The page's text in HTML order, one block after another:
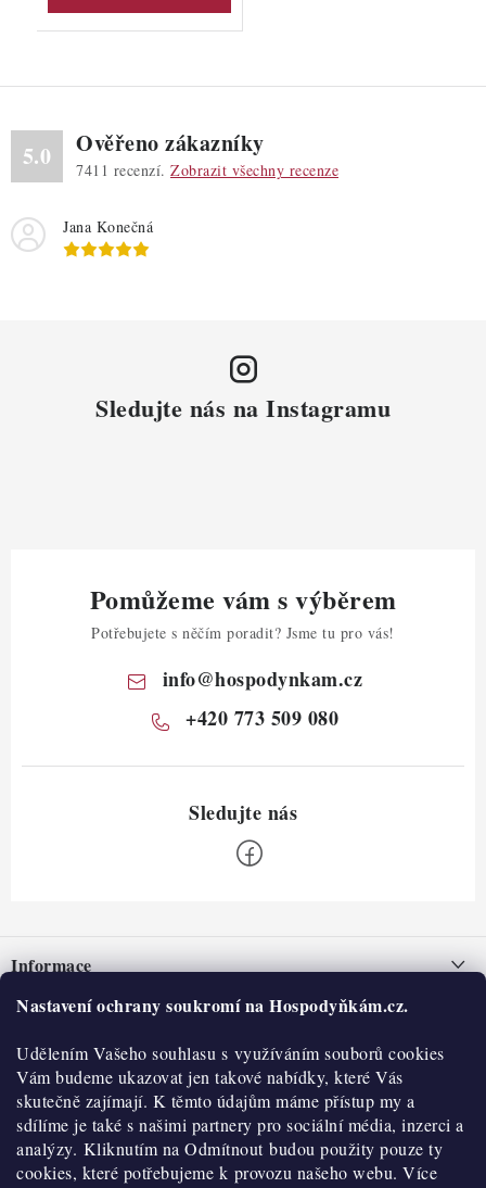
Nastavení ochrany soukromí na Hospodyňkám.cz.
Udělením Vašeho souhlasu s využíváním souborů cookies
Vám budeme ukazovat jen takové nabídky, které Vás
skutečně zajímají. K těmto údajům máme přístup my a
sdílíme je také s našimi partnery pro sociální média, inzerci a
analýzy. Kliknutím na Odmítnout budou použity pouze ty
cookies, které potřebujeme k provozu našeho webu. Více
5.0 Ověřeno zákazníky
7411 recenzí. Zobrazit všechny recenze
Jana Konečná
Sledujte nás na Instagramu
Pomůžeme vám s výběrem
Potřebujete s něčím poradit? Jsme tu pro vás!
info@hospodynkam.cz
+420 773 509 080
pInformace
Nepřevzetí zásilky na dobírku
Obchodní podmínky
Hodnocení obchodu
Blog
Moje objednávka
O nás
Historie
Kontakty
O nákupu
Reklamace a vratky
Výdejní místa